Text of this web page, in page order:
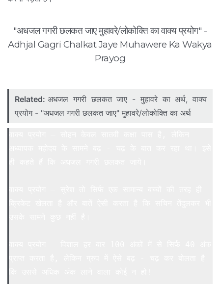
"अधजल गगरी छलकत जाए मुहावरे/लोकोक्ति का वाक्य प्रयोग" -
Adhjal Gagri Chalkat Jaye Muhawere Ka Wakya
Prayog
Related: अधजल गगरी छलकत जाए - मुहावरे का अर्थ, वाक्य
प्रयोग - "अधजल गगरी छलकत जाए" मुहावरे/लोकोक्ति का अर्थ